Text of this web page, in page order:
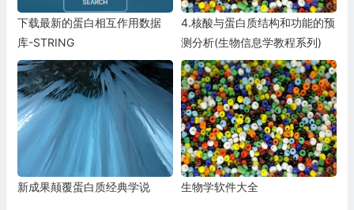
下载最新的蛋白相互作用数据
库-STRING
4.核酸与蛋白质结构和功能的预
测分析(生物信息学教程系列)
新成果颠覆蛋白质经典学说 生物学软件大全